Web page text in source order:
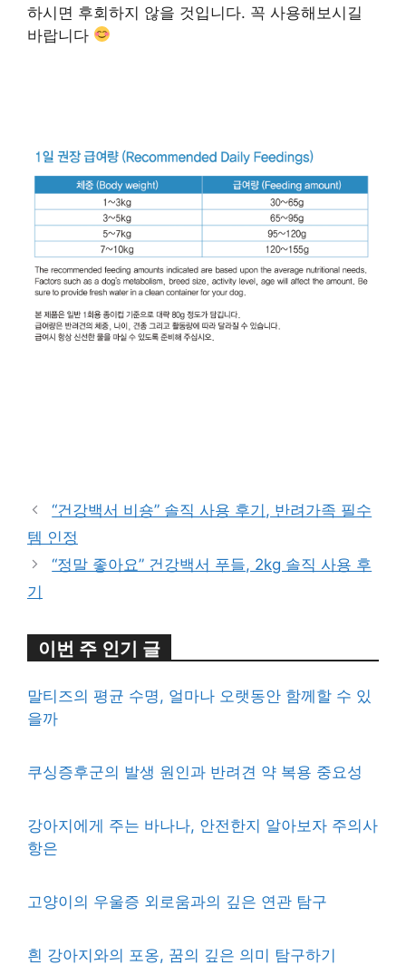
하시면 후회하지 않을 것입니다. 꼭 사용해보시길
바랍니다
“건강백서 비숑” 솔직 사용 후기, 반려가족 필수
템 인정
“정말 좋아요” 건강백서 푸들, 2kg 솔직 사용 후
기
이번 주 인기 글
말티즈의 평균 수명, 얼마나 오랫동안 함께할 수 있
을까
쿠싱증후군의 발생 원인과 반려견 약 복용 중요성
강아지에게 주는 바나나, 안전한지 알아보자 주의사
항은
고양이의 우울증 외로움과의 깊은 연관 탐구
흰 강아지와의 포옹, 꿈의 깊은 의미 탐구하기